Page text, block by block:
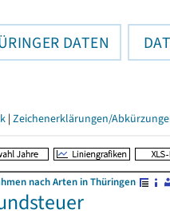
DATEN
| Zeichenerklärungen/
nach Arten in Thüringen